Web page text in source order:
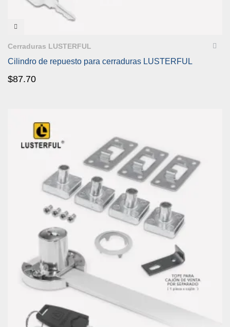
Cerraduras LUSTERFUL
Cilindro de repuesto para cerraduras LUSTERFUL
$87.70